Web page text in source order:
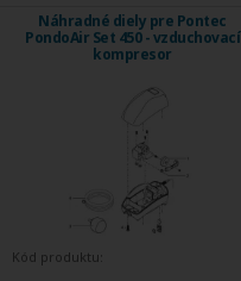
Náhradné diely pre Pontec
PondoAir Set 450 - vzduchovací
kompresor
Kód produktu: